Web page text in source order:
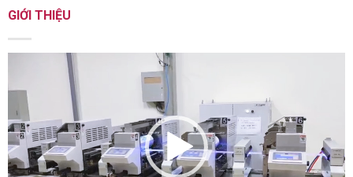
GIỚI THIỆU
Video